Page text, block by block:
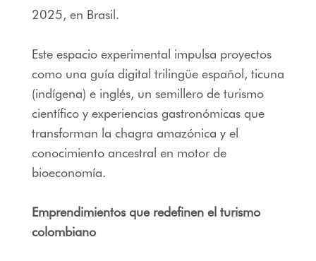
2025, en Brasil.
Este espacio experimental impulsa proyectos
como una guía digital trilingüe español, ticuna
(indígena) e inglés, un semillero de turismo
científico y experiencias gastronómicas que
transforman la chagra amazónica y el
conocimiento ancestral en motor de
bioeconomía.
Emprendimientos que redefinen el turismo
colombiano